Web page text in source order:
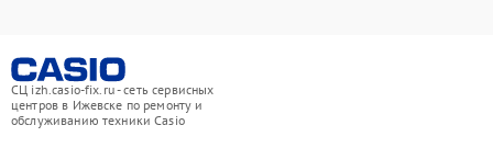
СЦ izh.casio-fix.ru - сеть сервисных
центров в Ижевске по ремонту и
обслуживанию техники Casio